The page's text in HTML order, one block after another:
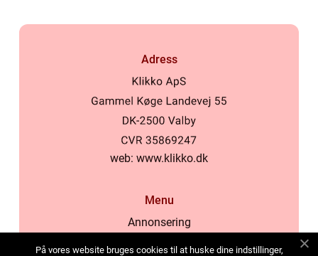
Adress
web: www.klikko.dk
Menu
Annonsering
På vores website bruges cookies til at huske dine indstillinger,